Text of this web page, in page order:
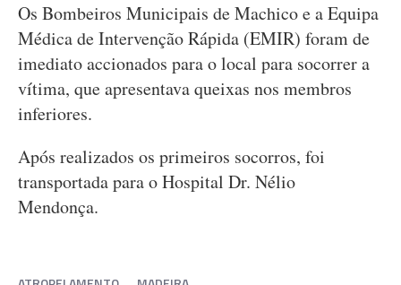
Os Bombeiros Municipais de Machico e a Equipa
Médica de Intervenção Rápida (EMIR) foram de
imediato accionados para o local para socorrer a
vítima, que apresentava queixas nos membros
inferiores.
Após realizados os primeiros socorros, foi
transportada para o Hospital Dr. Nélio
Mendonça.